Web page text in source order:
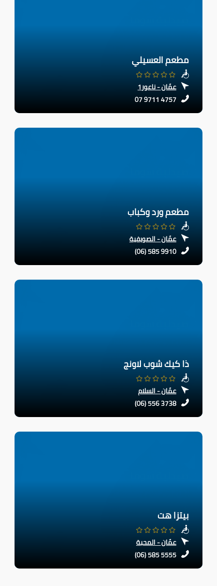
مطعم العسيلي
عمّان - ناعور1
07 9711 4757
مطعم ورد وكباب
عمّان - الصويفية
(06) 585 9910
ذا كيك شوب لاونج
عمّان - السلام
(06) 556 3738
بيتزا هت
عمّان - المحبة
(06) 585 5555